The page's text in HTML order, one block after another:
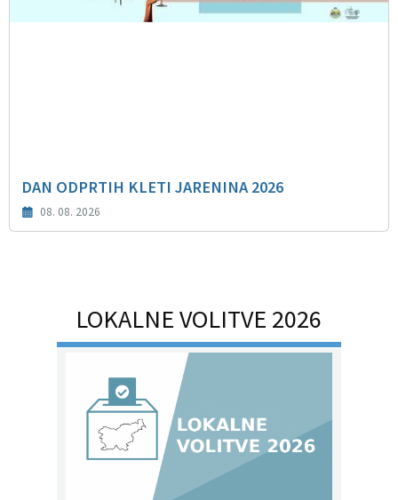
DAN ODPRTIH KLETI JARENINA 2026
08. 08. 2026
LOKALNE VOLITVE 2026